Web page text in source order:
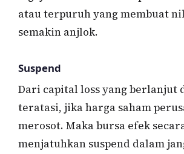
atau terpuruh yang membuat
semakin anjlok.
Suspend
Dari capital loss yang berlanjut
teratasi, jika harga saham
merosot. Maka bursa efek
menjatuhkan suspend dalam